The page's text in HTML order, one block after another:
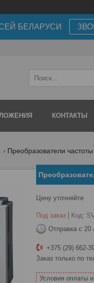
БЕЛАРУСИ
КОНТАКТЫ
Преобразователи
Цену уточняйте
Под заказ Код:
Отправка с 20
+375 (29) 662-
Заказ только по
Условия оплаты